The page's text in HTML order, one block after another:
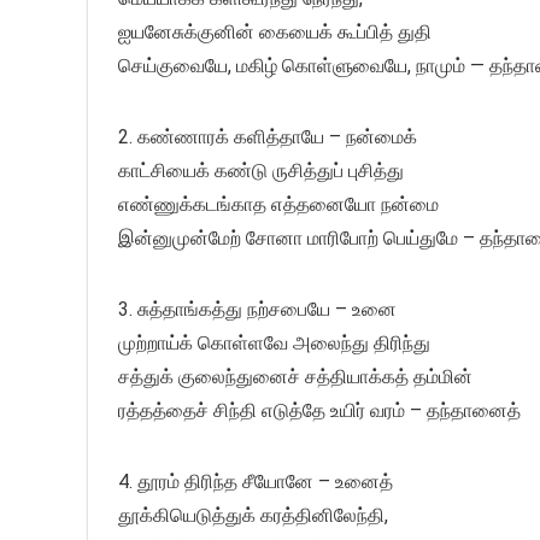
ஐயனேசுக்குனின் கையைக் கூப்பித் துதி
செய்குவையே, மகிழ் கொள்ளுவையே, நாமும் —
2. கண்ணாரக் களித்தாயே – நன்மைக்
காட்சியைக் கண்டு ருசித்துப் புசித்து
எண்ணுக்கடங்காத எத்தனையோ நன்மை
இன்னுமுன்மேற் சோனா மாரிபோற் பெய்துமே –
3. சுத்தாங்கத்து நற்சபையே – உனை
முற்றாய்க் கொள்ளவே அலைந்து திரிந்து
சத்துக் குலைந்துனைச் சத்தியாக்கத் தம்மின்
ரத்தத்தைச் சிந்தி எடுத்தே உயிர் வரம் – தந்தானைத்
4. தூரம் திரிந்த சீயோனே – உனைத்
தூக்கியெடுத்துக் கரத்தினிலேந்தி,